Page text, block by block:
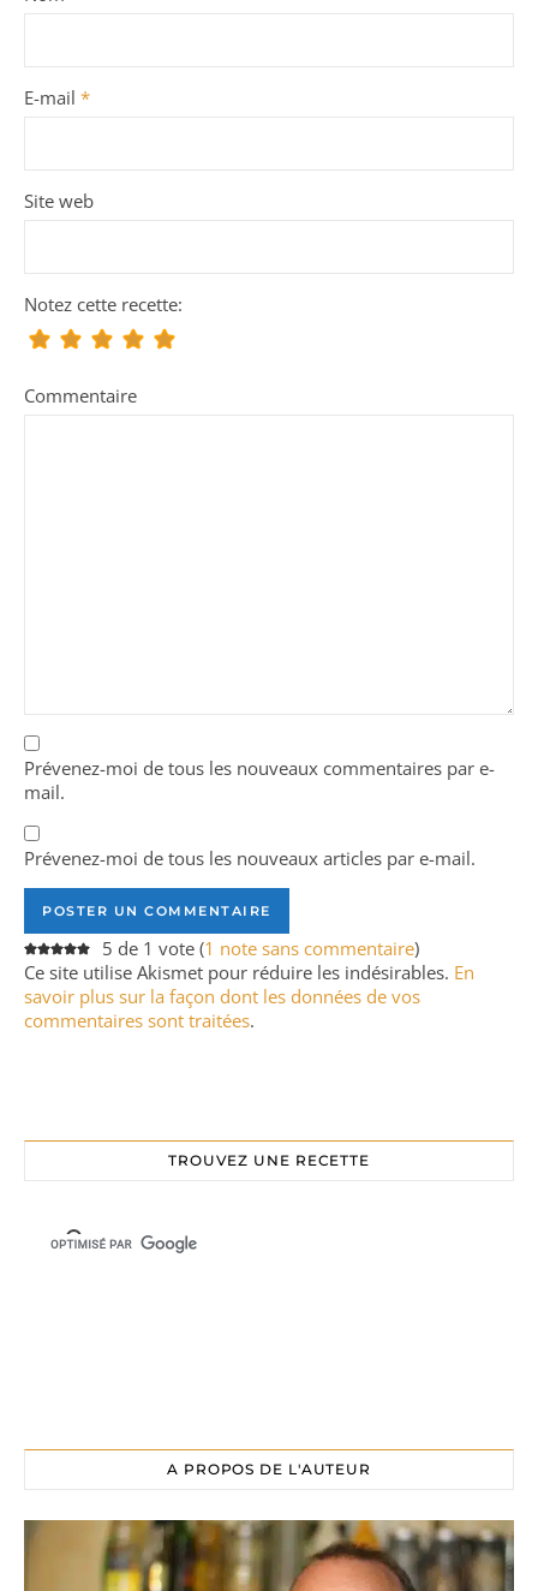
E-mail *
Site web
Notez cette recette:
Commentaire
Prévenez-moi de tous les nouveaux commentaires par e-
mail.
Prévenez-moi de tous les nouveaux articles par e-mail.
5 de 1 vote (1 note sans commentaire)
Ce site utilise Akismet pour réduire les indésirables. En
savoir plus sur la façon dont les données de vos
commentaires sont traitées.
TROUVEZ UNE RECETTE
A PROPOS DE L'AUTEUR